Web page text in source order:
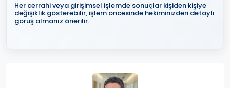
Her cerrahi veya girişimsel işlemde sonuçlar kişiden kişiye
değişiklik gösterebilir, işlem öncesinde hekiminizden detaylı
görüş almanız önerilir.